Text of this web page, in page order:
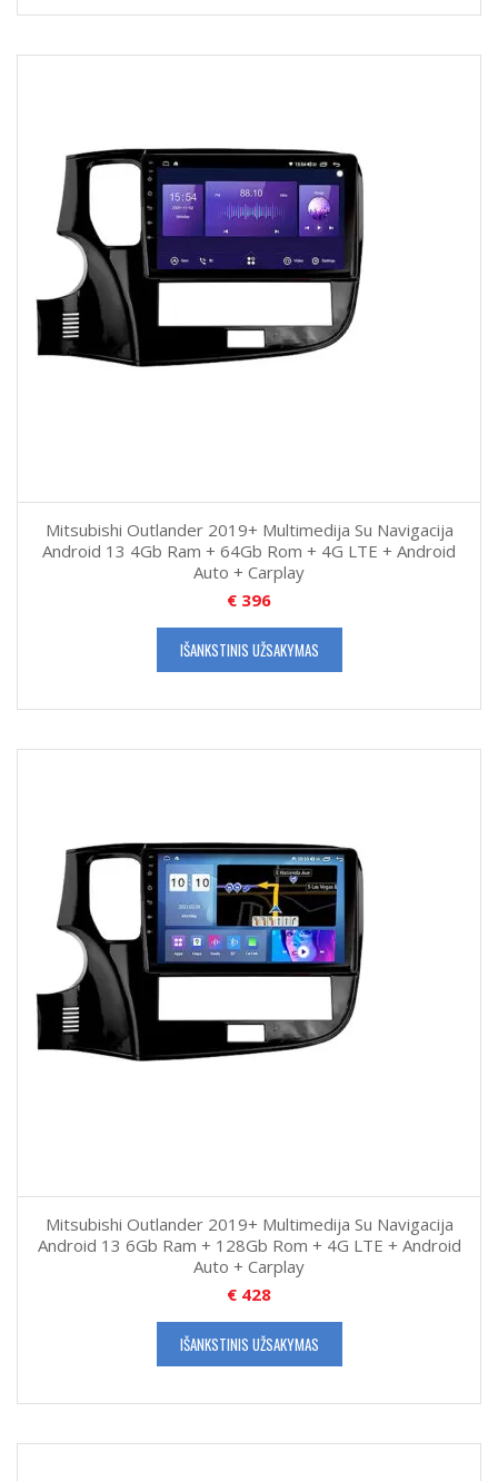
Mitsubishi Outlander 2019+ Multimedija Su Navigacija
Android 13 4Gb Ram + 64Gb Rom + 4G LTE + Android
Auto + Carplay
€ 396
IŠANKSTINIS UŽSAKYMAS
Mitsubishi Outlander 2019+ Multimedija Su Navigacija
Android 13 6Gb Ram + 128Gb Rom + 4G LTE + Android
Auto + Carplay
€ 428
IŠANKSTINIS UŽSAKYMAS